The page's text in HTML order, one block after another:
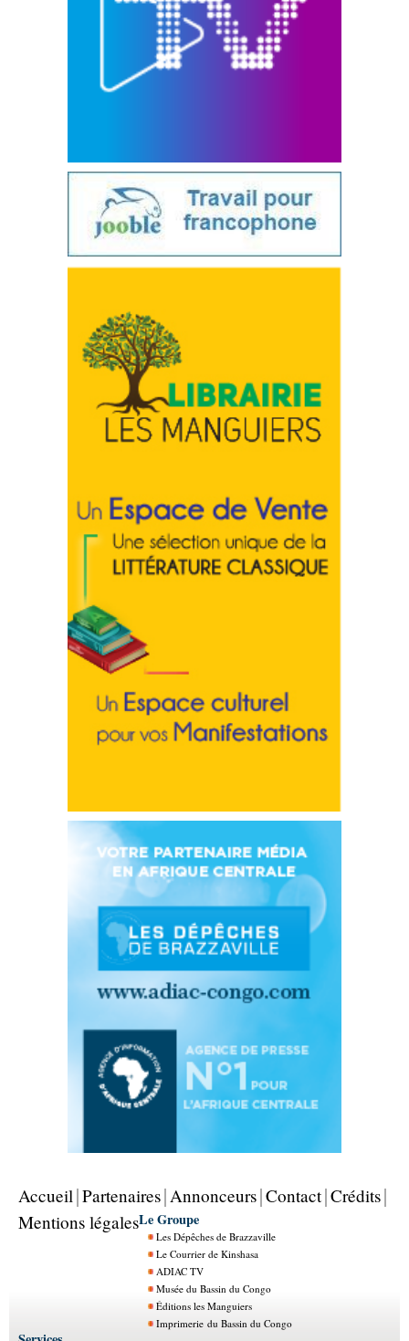
Accueil Partenaires Annonceurs Contact Crédits
Mentions légalesLe Groupe
Les Dépêches de Brazzaville
Le Courrier de Kinshasa
ADIAC TV
Musée du Bassin du Congo
Éditions les Manguiers
Imprimerie du Bassin du Congo